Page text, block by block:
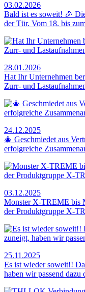
03.02.2026
Bald ist es soweit! 🎉
der Tür. Vom 18. bis
28.01.2026
Hat Ihr Unternehmen
Zurr- und
24.12.2025
🎄 Geschmiedet aus
erfolgreiche
03.12.2025
Monster X-TREME bis
der Produktgruppe X-
25.11.2025
Es ist wieder soweit!!
haben wir passend